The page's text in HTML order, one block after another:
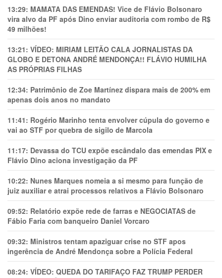
13:29: MAMATA DAS EMENDAS! Vice de Flávio Bolsonaro
vira alvo da PF após Dino enviar auditoria com rombo de R$
49 milhões!
13:21: VÍDEO: MIRIAM LEITÃO CALA JORNALISTAS DA
GLOBO E DETONA ANDRÉ MENDONÇA!! FLÁVIO HUMILHA
AS PRÓPRIAS FILHAS
12:34: Patrimônio de Zoe Martínez dispara mais de 200% em
apenas dois anos no mandato
11:41: Rogério Marinho tenta envolver cúpula do governo e
vai ao STF por quebra de sigilo de Marcola
11:17: Devassa do TCU expõe escândalo das emendas PIX e
Flávio Dino aciona investigação da PF
10:22: Nunes Marques nomeia a si mesmo para função de
juiz auxiliar e atrai processos relativos a Flávio Bolsonaro
09:52: Relatório expõe rede de farras e NEGOCIATAS de
Fábio Faria com banqueiro Daniel Vorcaro
09:32: Ministros tentam apaziguar crise no STF apos
ingerência de André Mendonça sobre a Polícia Federal
08:24: VÍDEO: QUEDA DO TARIFAÇO FAZ TRUMP PERDER